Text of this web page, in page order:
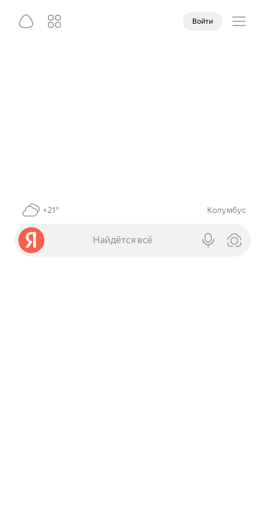
Войти
+21° Колумбус
Найдётся всё